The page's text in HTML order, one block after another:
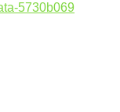
5730b069